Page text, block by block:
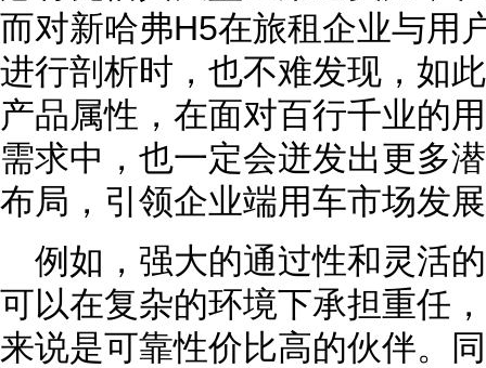
而对新哈弗H5在旅租企业与用
进行剖析时，也不难发现，如
产品属性，在面对百行千业的
需求中，也一定会迸发出更多
布局，引领企业端用车市场发
例如，强大的通过性和灵活
可以在复杂的环境下承担重任
来说是可靠性价比高的伙伴。